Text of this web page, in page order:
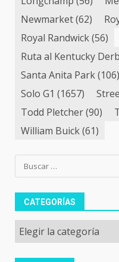
Newmarket(62)
Royal Randwick(56)
Ruta al Kentucky
Santa Anita Park(106)
Solo G1 (1657)
Todd Pletcher(90)
William Buick(61)
Buscar:
CATEGORÍAS
Categorías